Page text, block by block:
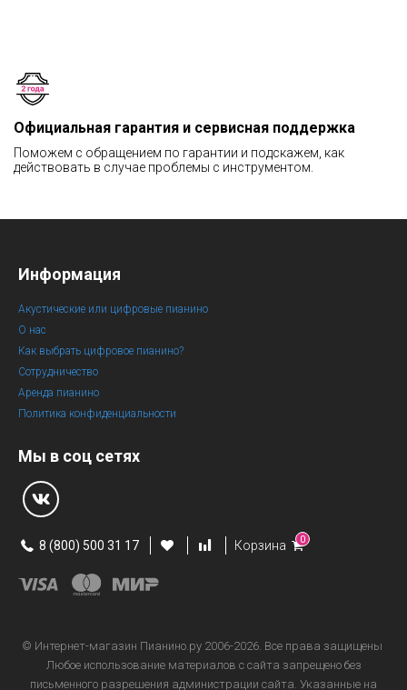
Официальная гарантия и сервисная поддержка
Поможем с обращением по гарантии и подскажем, как
действовать в случае проблемы с инструментом.
Информация
Акустические или цифровые пианино
О нас
Как выбрать цифровое пианино?
Сотрудничество
Аренда пианино
Политика конфиденциальности
Мы в соц сетях
8 (800) 500 31 17 Корзина 0
© Интернет-магазин Пианино.ру 2006-2026. Все права защищены
Любое использование материалов с сайта запрещено без
письменного разрешения администрации сайта. Указанные на